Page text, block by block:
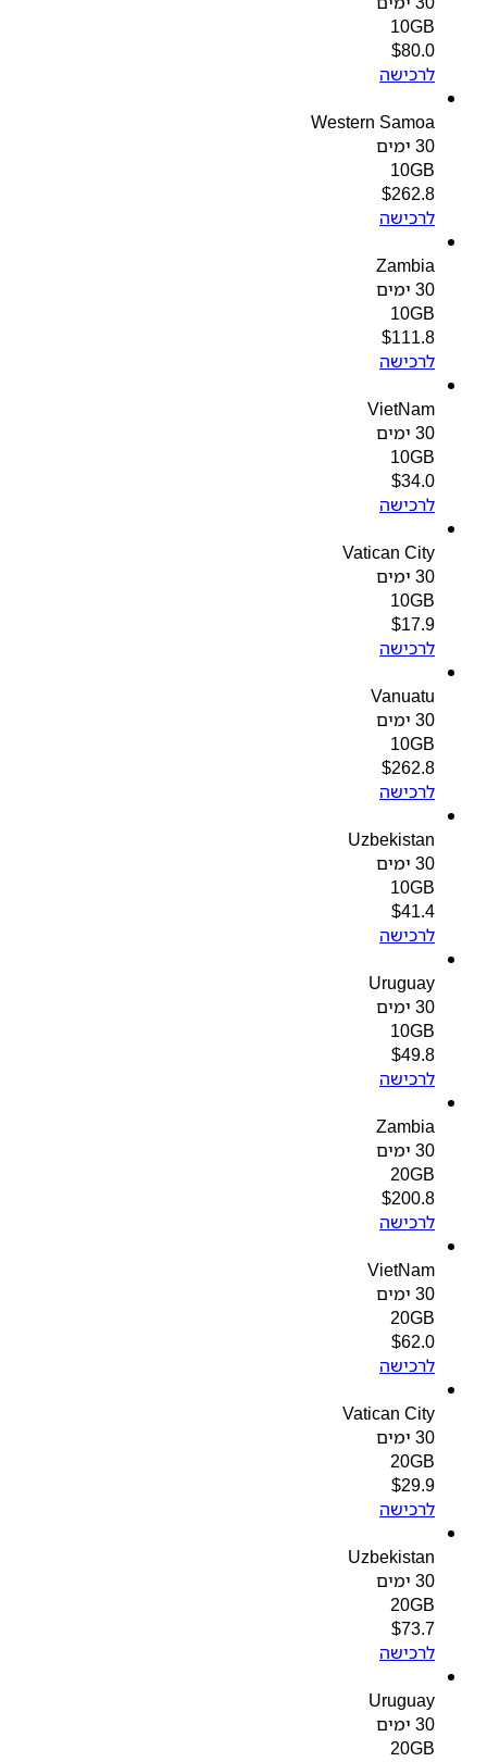
10GB
$80.0
לרכישה
Western Samoa
10GB
$262.8
לרכישה
Zambia
10GB
$111.8
לרכישה
VietNam
10GB
$34.0
לרכישה
Vatican City
10GB
$17.9
לרכישה
Vanuatu
10GB
$262.8
לרכישה
Uzbekistan
10GB
$41.4
לרכישה
Uruguay
10GB
$49.8
לרכישה
Zambia
20GB
$200.8
לרכישה
VietNam
20GB
$62.0
לרכישה
Vatican City
20GB
$29.9
לרכישה
Uzbekistan
20GB
$73.7
לרכישה
Uruguay
20GB